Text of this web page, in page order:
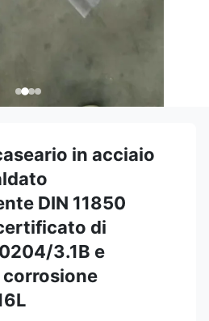
in acciaio
DIN 11850
di
3.1B e